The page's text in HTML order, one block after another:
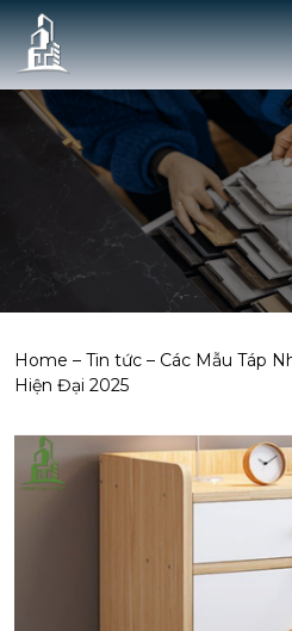
Home – Tin tức – Các Mẫu Táp
Hiện Đại 2025